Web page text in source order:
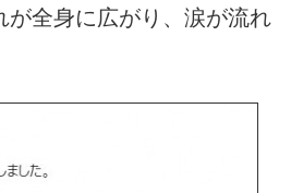
全身に広がり、涙が流れ